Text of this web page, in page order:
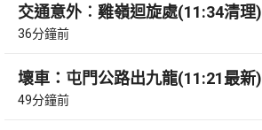
交通意外︰雞嶺迴旋處(11:34清理)
36分鐘前
壞車：屯門公路出九龍(11:21最新)
49分鐘前